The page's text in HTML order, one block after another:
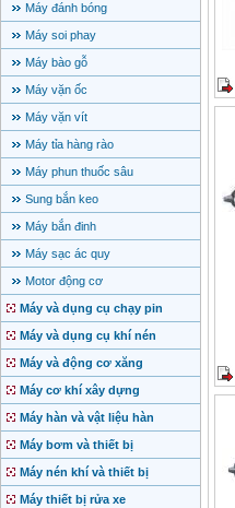
Máy đánh bóng
Máy soi phay
Máy bào gỗ
Máy vặn ốc
Máy vặn vít
Máy tỉa hàng rào
Máy phun thuốc sâu
Sung bắn keo
Máy bắn đinh
Máy sạc ác quy
Motor động cơ
Máy và dụng cụ chạy pin
Máy và dụng cụ khí nén
Máy và động cơ xăng
Máy cơ khí xây dựng
Máy hàn và vật liệu hàn
Máy bơm và thiết bị
Máy nén khí và thiết bị
Máy thiết bị rửa xe